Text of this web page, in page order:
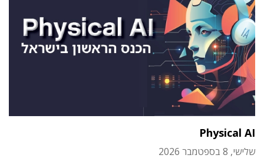
Physical AI
שלישי, 8 בספטמבר 2026